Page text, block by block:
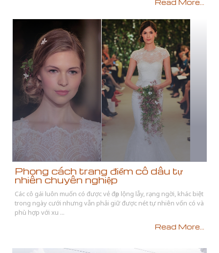
Read More...
Phong cách trang điểm cô dâu tự
nhiên chuyên nghiệp
Các cô gái luôn muốn có được vẻ đẹp lộng lẫy, rạng ngời, khác biệt
trong ngày cưới nhưng vẫn phải giữ được nét tự nhiên vốn có và
phù hợp với xu ...
Read More...